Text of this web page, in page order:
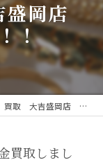
盛岡店
！
大吉盛岡店 金買取しました！！
買取しまし